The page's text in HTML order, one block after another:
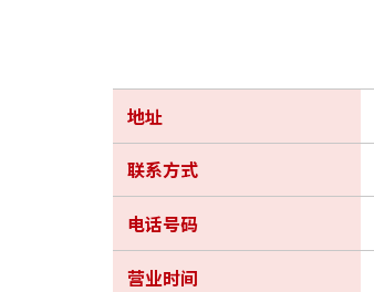
地址
联系方式
电话号码
营业时间